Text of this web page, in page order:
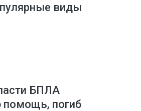
виды
БПЛА
помощь, погиб